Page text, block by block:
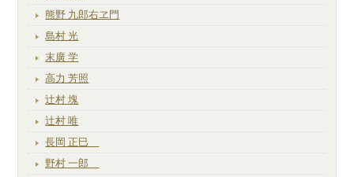
熊野 九郎右ヱ門
島村 光
末廣 学
高力 芳照
辻村 塊
辻村 唯
長岡 正巳
野村 一郎